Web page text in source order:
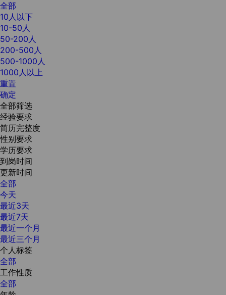
全部
10人以下
10-50人
50-200人
200-500人
500-1000人
1000人以上
重置
确定
全部筛选
经验要求
简历完整度
性别要求
学历要求
到岗时间
更新时间
全部
今天
最近3天
最近7天
最近一个月
最近三个月
个人标签
全部
工作性质
全部